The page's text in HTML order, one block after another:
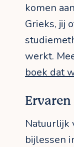
komen
Grieks, jij
werkt.
boek dat
Natuurlijk
bijlessen